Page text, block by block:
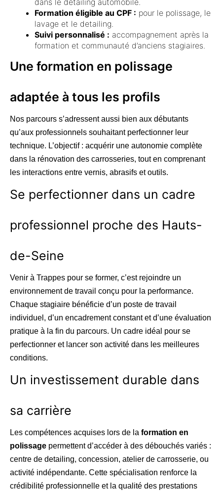
dans le detailing automobile.
Formation éligible au CPF : pour le polissage, le
lavage et le detailing.
Suivi personnalisé : accompagnement après la
formation et communauté d’anciens stagiaires.
Une formation en polissage
adaptée à tous les profils
Nos parcours s’adressent aussi bien aux débutants
qu’aux professionnels souhaitant perfectionner leur
technique. L’objectif : acquérir une autonomie complète
dans la rénovation des carrosseries, tout en comprenant
les interactions entre vernis, abrasifs et outils.
Se perfectionner dans un cadre
professionnel proche des Hauts-
de-Seine
Venir à Trappes pour se former, c’est rejoindre un
environnement de travail conçu pour la performance.
Chaque stagiaire bénéficie d’un poste de travail
individuel, d’un encadrement constant et d’une évaluation
pratique à la fin du parcours. Un cadre idéal pour se
perfectionner et lancer son activité dans les meilleures
conditions.
Un investissement durable dans
sa carrière
Les compétences acquises lors de la formation en
polissage permettent d’accéder à des débouchés variés :
centre de detailing, concession, atelier de carrosserie, ou
activité indépendante. Cette spécialisation renforce la
crédibilité professionnelle et la qualité des prestations